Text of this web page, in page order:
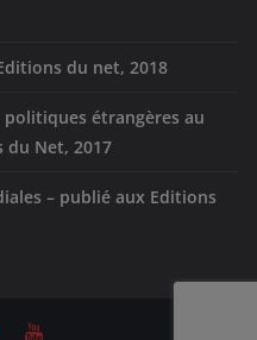
du net, 2018
étrangères au
du Net, 2017
– publié aux Editions